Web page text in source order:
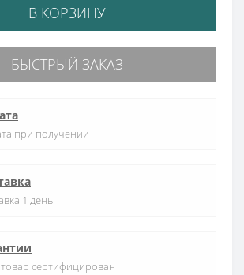
В КОРЗИНУ
БЫСТРЫЙ ЗАКАЗ
при получении
1 день
товар сертифицирован